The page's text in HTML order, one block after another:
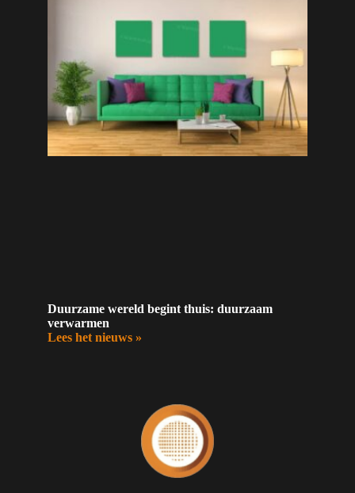
Duurzame wereld begint thuis: duurzaam
verwarmen
Lees het nieuws »